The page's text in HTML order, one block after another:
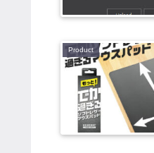
Product